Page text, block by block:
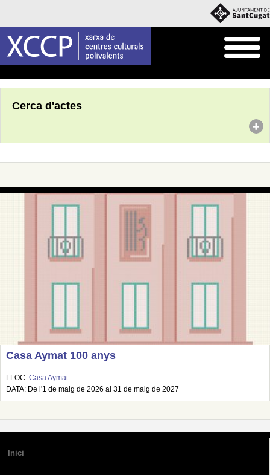
Cerca d'actes
Casa Aymat 100 anys
LLOC: Casa Aymat
DATA: De l'1 de maig de 2026 al 31 de maig de 2027
Inici